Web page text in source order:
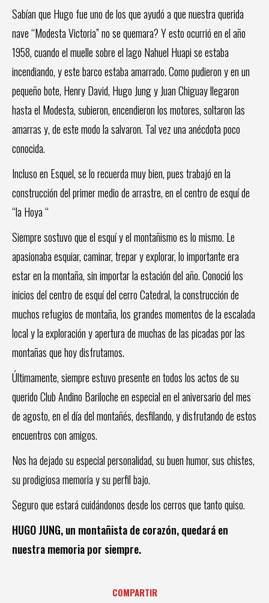
Sabían que Hugo fue uno de los que ayudó a que nuestra querida
nave “Modesta Victoria” no se quemara? Y esto ocurrió en el año
1958, cuando el muelle sobre el lago Nahuel Huapi se estaba
incendiando, y este barco estaba amarrado. Como pudieron y en un
pequeño bote, Henry David, Hugo Jung y Juan Chiguay llegaron
hasta el Modesta, subieron, encendieron los motores, soltaron las
amarras y, de este modo la salvaron. Tal vez una anécdota poco
conocida.
Incluso en Esquel, se lo recuerda muy bien, pues trabajó en la
construcción del primer medio de arrastre, en el centro de esquí de
“la Hoya “
Siempre sostuvo que el esquí y el montañismo es lo mismo. Le
apasionaba esquiar, caminar, trepar y explorar, lo importante era
estar en la montaña, sin importar la estación del año. Conoció los
inicios del centro de esquí del cerro Catedral, la construcción de
muchos refugios de montaña, los grandes momentos de la escalada
local y la exploración y apertura de muchas de las picadas por las
montañas que hoy disfrutamos.
Últimamente, siempre estuvo presente en todos los actos de su
querido Club Andino Bariloche en especial en el aniversario del mes
de agosto, en el día del montañés, desfilando, y disfrutando de estos
encuentros con amigos.
Nos ha dejado su especial personalidad, su buen humor, sus chistes,
su prodigiosa memoria y su perfil bajo.
Seguro que estará cuidándonos desde los cerros que tanto quiso.
HUGO JUNG, un montañista de corazón, quedará en
nuestra memoria por siempre.
COMPARTIR